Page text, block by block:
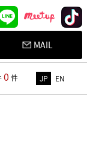
MAIL
0 件 JP EN